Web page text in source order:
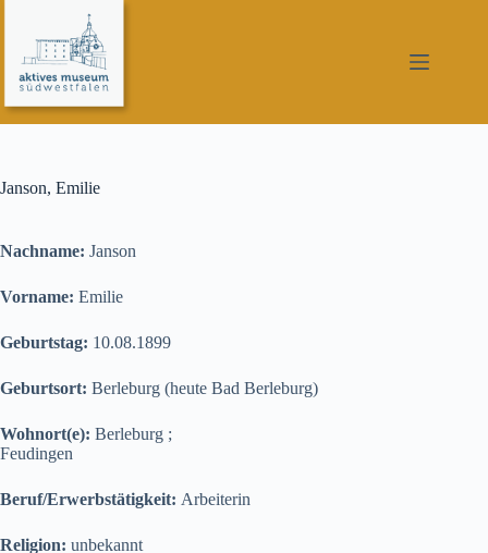
springen
Janson, Emilie
Nachname: Janson
Vorname: Emilie
Geburtstag: 10.08.1899
Geburtsort: Berleburg (heute Bad Berleburg)
Wohnort(e): Berleburg ;
Feudingen
Beruf/Erwerbstätigkeit: Arbeiterin
Religion: unbekannt